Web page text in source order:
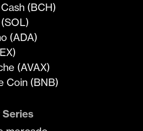
(BCH)
(ADA)
(AVAX)
Coin (BNB)